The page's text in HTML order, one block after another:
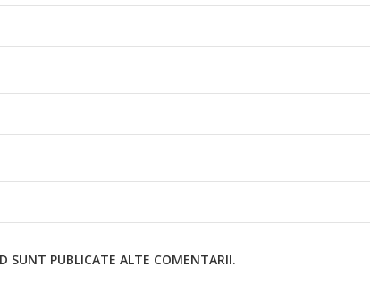
SUNT PUBLICATE ALTE COMENTARII.